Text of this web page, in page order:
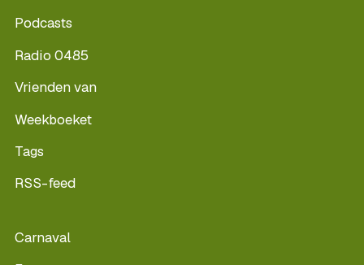
Podcasts
Radio 0485
Vrienden van
Weekboeket
Tags
RSS-feed
Carnaval